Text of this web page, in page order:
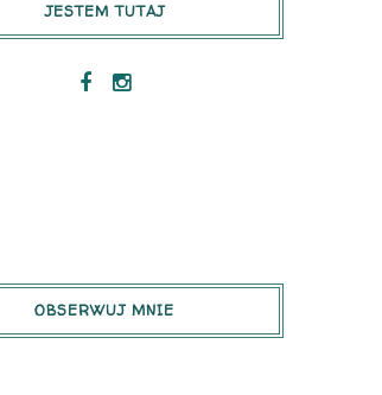
JESTEM TUTAJ
OBSERWUJ MNIE